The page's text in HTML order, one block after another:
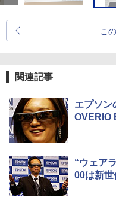
こ
関連記事
エプソン
OVERIO
“ウェア
00は新世